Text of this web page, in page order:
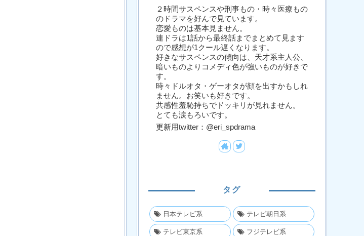
２時間サスペンスや刑事もの・時々医療もの
のドラマを好んで見ています。
恋愛ものは基本見ません。
連ドラは1話から最終話までまとめて見ます
ので感想が1クール遅くなります。
好きなサスペンスの傾向は、天才系主人公、
暗いものよりコメディ色が強いものが好きで
す。
時々ドルオタ・ゲーオタが顔を出すかもしれ
ません。お笑いも好きです。
共感性羞恥持ちでドッキリが見れません。
とても涙もろいです。
更新用twitter：@eri_spdrama
タグ
日本テレビ系 テレビ朝日系
テレビ東京系 フジテレビ系